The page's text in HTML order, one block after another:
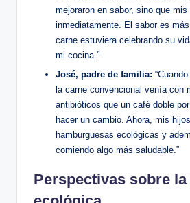
mejoraron en sabor, sino que
inmediatamente. El sabor es
carne estuviera celebrando su
mi cocina.”
José, padre de familia:
la carne convencional venía con
antibióticos que un café doble
hacer un cambio. Ahora, mis
hamburguesas ecológicas y
comiendo algo más saludable.”
Perspectivas sobre